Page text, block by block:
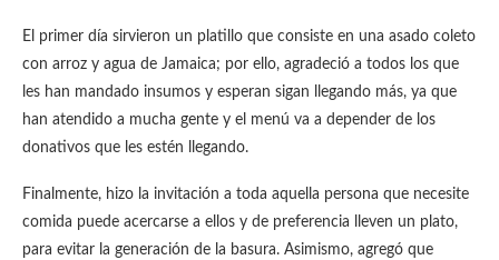
El primer día sirvieron un platillo que consiste en una asado coleto
con arroz y agua de Jamaica; por ello, agradeció a todos los que
les han mandado insumos y esperan sigan llegando más, ya que
han atendido a mucha gente y el menú va a depender de los
donativos que les estén llegando.
Finalmente, hizo la invitación a toda aquella persona que necesite
comida puede acercarse a ellos y de preferencia lleven un plato,
para evitar la generación de la basura. Asimismo, agregó que